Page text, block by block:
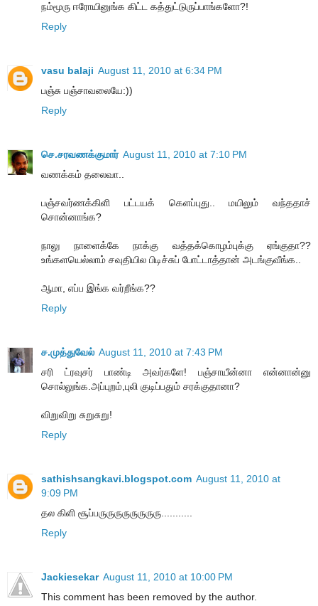
நம்மூரு ஈரோயினுங்க கிட்ட கத்துட்டுருப்பாங்களோ?!
Reply
vasu balaji August 11, 2010 at 6:34 PM
பஞ்சு பஞ்சாவலையே:))
Reply
செ.சரவணக்குமார் August 11, 2010 at 7:10 PM
வணக்கம் தலைவா..
பஞ்சவர்ணக்கிளி பட்டயக் கெளப்புது.. மயிலும் வந்ததாச்
சொன்னாங்க?
நாலு நாளைக்கே நாக்கு வத்தக்கொழம்புக்கு ஏங்குதா??
உங்களயெல்லாம் சவுதியில பிடிச்சுப் போட்டாத்தான் அடங்குவீங்க..
ஆமா, எப்ப இங்க வர்றீங்க??
Reply
ச.முத்துவேல் August 11, 2010 at 7:43 PM
சரி ட்ரவுசர் பாண்டி அவர்களே! பஞ்சாயீன்னா என்னான்னு
சொல்லுங்க.அப்புறம்,புலி குடிப்பதும் சரக்குதானா?
விறுவிறு சுறுசுறு!
Reply
sathishsangkavi.blogspot.com August 11, 2010 at
9:09 PM
தல கிளி சூப்பருருருருருருருரு...........
Reply
Jackiesekar August 11, 2010 at 10:00 PM
This comment has been removed by the author.